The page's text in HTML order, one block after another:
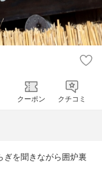
クーポン クチコミ
を聞きながら囲炉裏